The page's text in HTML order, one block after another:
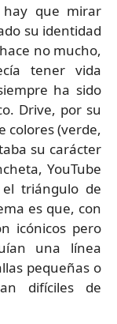
hay que mirar
su identidad
no mucho,
tener vida
ha sido
Drive, por su
colores (verde,
su carácter
YouTube
triángulo de
es que, con
icónicos pero
una línea
pequeñas o
difíciles de